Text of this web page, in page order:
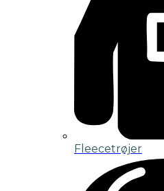
Fleecetrøjer